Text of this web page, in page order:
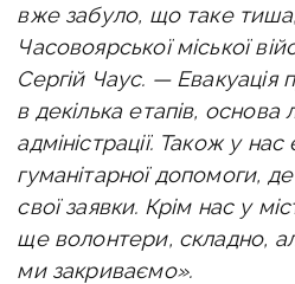
вже забуло, що таке
Часовоярської міської
Сергій Чаус. — Евакуація
в декілька етапів, основа
адміністрації. Також у
гуманітарної допомоги,
свої заявки. Крім нас у
ще волонтери, складно,
ми закриваємо».